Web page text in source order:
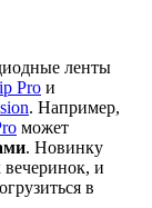
ленты
Pro и
. Например,
может
. Новинку
и
в